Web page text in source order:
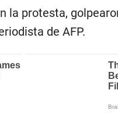
la protesta,
de AFP.